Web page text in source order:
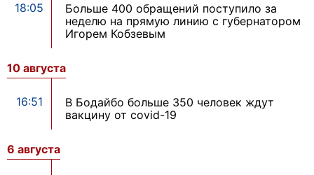
18:05
Больше 400 обращений поступило за
неделю на прямую линию с губернатором
Игорем Кобзевым
10 августа
16:51
В Бодайбо больше 350 человек ждут
вакцину от covid-19
6 августа